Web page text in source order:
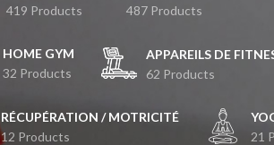
419 Products
487 Products
HOME GYM
32 Products
APPAREILS DE
62 Products
RÉCUPÉRATION / MOTRICITÉ
12 Products
21